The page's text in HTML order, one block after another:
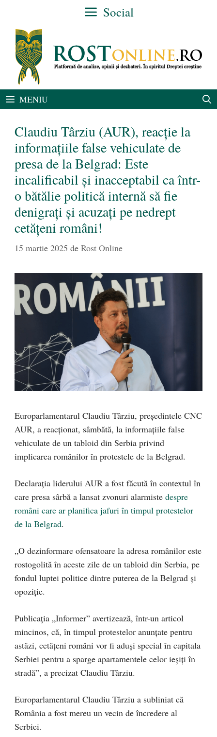
conținut
Social
MENIU
Claudiu Târziu (AUR), reacție la
informațiile false vehiculate de
presa de la Belgrad: Este
incalificabil și inacceptabil ca într-
o bătălie politică internă să fie
denigrați și acuzați pe nedrept
cetățeni români!
15 martie 2025 de Rost Online
Europarlamentarul Claudiu Târziu, președintele CNC
AUR, a reacționat, sâmbătă, la informațiile false
vehiculate de un tabloid din Serbia privind
implicarea românilor în protestele de la Belgrad.
Declarația liderului AUR a fost făcută în contextul în
care presa sârbă a lansat zvonuri alarmiste despre
români care ar planifica jafuri în timpul protestelor
de la Belgrad.
„O dezinformare ofensatoare la adresa românilor este
rostogolită în aceste zile de un tabloid din Serbia, pe
fondul luptei politice dintre puterea de la Belgrad și
opoziție.
Publicația „Informer” avertizează, într-un articol
mincinos, că, în timpul protestelor anunțate pentru
astăzi, cetățeni români vor fi aduși special în capitala
Serbiei pentru a sparge apartamentele celor ieșiți în
stradă”, a precizat Claudiu Târziu.
Europarlamentarul Claudiu Târziu a subliniat că
România a fost mereu un vecin de încredere al
Serbiei.